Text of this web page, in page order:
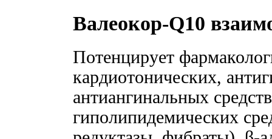
Валеокор-Q10
Потенцирует
кардиотонических,
антиангинальных
гиполипидемических